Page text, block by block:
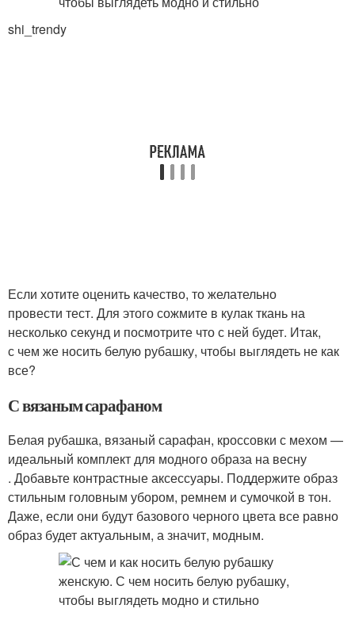
shi_trendy
Если хотите оценить качество, то желательно
провести тест. Для этого сожмите в кулак ткань на
несколько секунд и посмотрите что с ней будет. Итак,
с чем же носить белую рубашку, чтобы выглядеть не как
все?
С вязаным сарафаном
Белая рубашка, вязаный сарафан, кроссовки с мехом —
идеальный комплект для модного образа на весну
. Добавьте контрастные аксессуары. Поддержите образ
стильным головным убором, ремнем и сумочкой в тон.
Даже, если они будут базового черного цвета все равно
образ будет актуальным, а значит, модным.